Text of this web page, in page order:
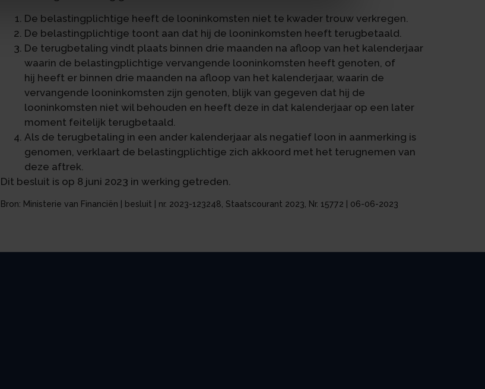
De belastingplichtige heeft de looninkomsten niet te kwader trouw verkregen.
De belastingplichtige toont aan dat hij de looninkomsten heeft terugbetaald.
De terugbetaling vindt plaats binnen drie maanden na afloop van het kalenderjaar
waarin de belastingplichtige vervangende looninkomsten heeft genoten, of
hij heeft er binnen drie maanden na afloop van het kalenderjaar, waarin de
vervangende looninkomsten zijn genoten, blijk van gegeven dat hij de
looninkomsten niet wil behouden en heeft deze in dat kalenderjaar op een later
moment feitelijk terugbetaald.
Als de terugbetaling in een ander kalenderjaar als negatief loon in aanmerking is
genomen, verklaart de belastingplichtige zich akkoord met het terugnemen van
deze aftrek.
Dit besluit is op 8 juni 2023 in werking getreden.
Bron: Ministerie van Financiën | besluit | nr. 2023-123248, Staatscourant 2023, Nr. 15772 | 06-06-2023